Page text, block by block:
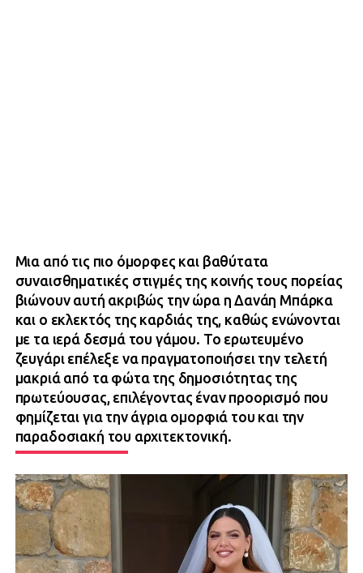
Μια από τις πιο όμορφες και βαθύτατα
συναισθηματικές στιγμές της κοινής τους πορείας
βιώνουν αυτή ακριβώς την ώρα η Δανάη Μπάρκα
και ο εκλεκτός της καρδιάς της, καθώς ενώνονται
με τα ιερά δεσμά του γάμου. Το ερωτευμένο
ζευγάρι επέλεξε να πραγματοποιήσει την τελετή
μακριά από τα φώτα της δημοσιότητας της
πρωτεύουσας, επιλέγοντας έναν προορισμό που
φημίζεται για την άγρια ομορφιά του και την
παραδοσιακή του αρχιτεκτονική.